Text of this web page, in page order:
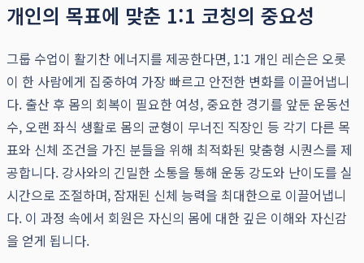
개인의 목표에 맞춘 1:1 코칭의 중요성
그룹 수업이 활기찬 에너지를 제공한다면, 1:1 개인 레슨은 오롯
이 한 사람에게 집중하여 가장 빠르고 안전한 변화를 이끌어냅니
다. 출산 후 몸의 회복이 필요한 여성, 중요한 경기를 앞둔 운동선
수, 오랜 좌식 생활로 몸의 균형이 무너진 직장인 등 각기 다른 목
표와 신체 조건을 가진 분들을 위해 최적화된 맞춤형 시퀀스를 제
공합니다. 강사와의 긴밀한 소통을 통해 운동 강도와 난이도를 실
시간으로 조절하며, 잠재된 신체 능력을 최대한으로 이끌어냅니
다. 이 과정 속에서 회원은 자신의 몸에 대한 깊은 이해와 자신감
을 얻게 됩니다.